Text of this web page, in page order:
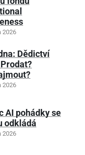
2026
Dědictví
2026
AI pohádky se
odkládá
2026